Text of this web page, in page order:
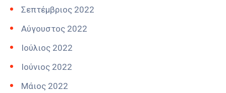
Σεπτέμβριος 2022
Αύγουστος 2022
Ιούλιος 2022
Ιούνιος 2022
Μάιος 2022